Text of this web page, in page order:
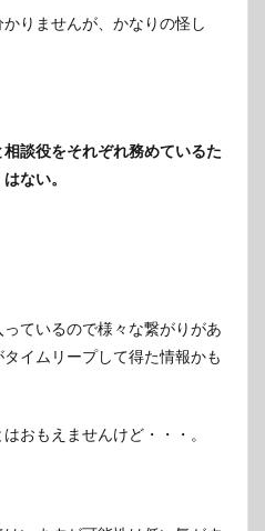
りませんが、かなりの怪し
談役をそれぞれ務めているた
ない。
ているので様々な繋がりがあ
イムリープして得た情報かも
おもえませんけど・・・。